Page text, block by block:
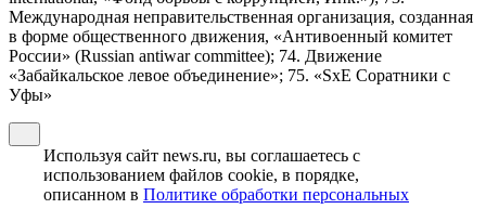
Международная неправительственная организация, созданная
в форме общественного движения, «Антивоенный комитет
России» (Russian antiwar committee); 74. Движение
«Забайкальское левое объединение»; 75. «SxE Соратники с
Уфы»
Используя сайт news.ru, вы соглашаетесь с
использованием файлов cookie, в порядке,
описанном в Политике обработки персональных